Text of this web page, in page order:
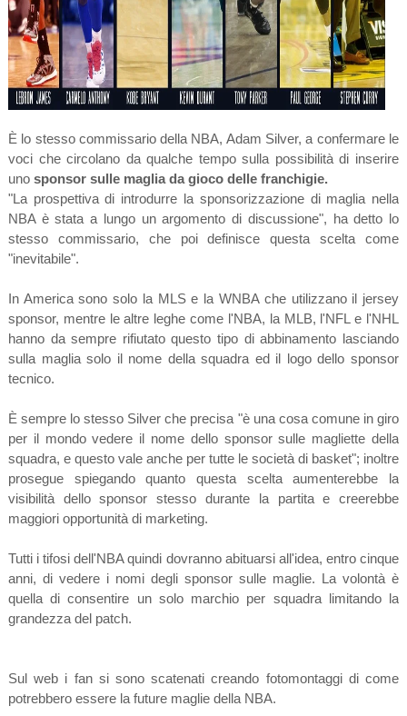
È lo stesso commissario della NBA, Adam Silver, a confermare le
voci che circolano da qualche tempo sulla possibilità di inserire
uno sponsor sulle maglia da gioco delle franchigie.
"La prospettiva di introdurre la sponsorizzazione di maglia nella
NBA è stata a lungo un argomento di discussione", ha detto lo
stesso commissario, che poi definisce questa scelta come
"inevitabile".
In America sono solo la MLS e la WNBA che utilizzano il jersey
sponsor, mentre le altre leghe come l'NBA, la MLB, l'NFL e l'NHL
hanno da sempre rifiutato questo tipo di abbinamento lasciando
sulla maglia solo il nome della squadra ed il logo dello sponsor
tecnico.
È sempre lo stesso Silver che precisa "è una cosa comune in giro
per il mondo vedere il nome dello sponsor sulle magliette della
squadra, e questo vale anche per tutte le società di basket"; inoltre
prosegue spiegando quanto questa scelta aumenterebbe la
visibilità dello sponsor stesso durante la partita e creerebbe
maggiori opportunità di marketing.
Tutti i tifosi dell'NBA quindi dovranno abituarsi all'idea, entro cinque
anni, di vedere i nomi degli sponsor sulle maglie. La volontà è
quella di consentire un solo marchio per squadra limitando la
grandezza del patch.
Sul web i fan si sono scatenati creando fotomontaggi di come
potrebbero essere la future maglie della NBA.